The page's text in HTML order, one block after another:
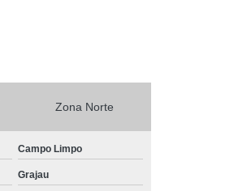
Zona Norte
Campo Limpo
Grajau